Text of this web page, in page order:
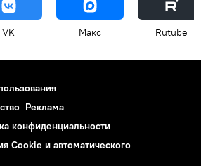
VK Макс Rutube
Реклама
конфиденциальности
Cookie и автоматического